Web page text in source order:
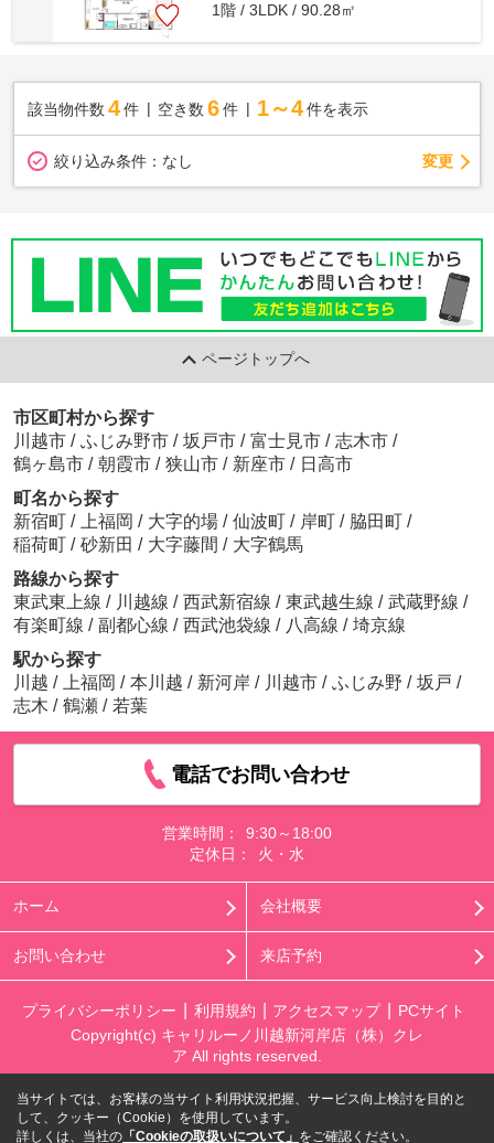
1階 / 3LDK / 90.28㎡
該当物件数 4件 空き数 6 件 1～4 件を表示
絞り込み条件： なし 変更
ページトップへ
市区町村から探す
川越市 / ふじみ野市 / 坂戸市 / 富士見市 / 志木市 /
鶴ヶ島市 / 朝霞市 / 狭山市 / 新座市 / 日高市
町名から探す
新宿町 / 上福岡 / 大字的場 / 仙波町 / 岸町 / 脇田町 /
稲荷町 / 砂新田 / 大字藤間 / 大字鶴馬
路線から探す
東武東上線 / 川越線 / 西武新宿線 / 東武越生線 / 武蔵野線 /
有楽町線 / 副都心線 / 西武池袋線 / 八高線 / 埼京線
駅から探す
川越 / 上福岡 / 本川越 / 新河岸 / 川越市 / ふじみ野 / 坂戸 /
志木 / 鶴瀬 / 若葉
電話でお問い合わせ
営業時間：
9:30～18:00
定休日：
火・水
ホーム 会社概要
お問い合わせ 来店予約
プライバシーポリシー 利用規約 アクセスマップ
PCサイト
Copyright(c) キャリルーノ川越新河岸店（株）クレ
ア All rights reserved.
当サイトでは、お客様の当サイト利用状況把握、サービス向上検討を目的と
して、クッキー（Cookie）を使用しています。
詳しくは、当社の 「Cookieの取扱いについて」 をご確認ください。